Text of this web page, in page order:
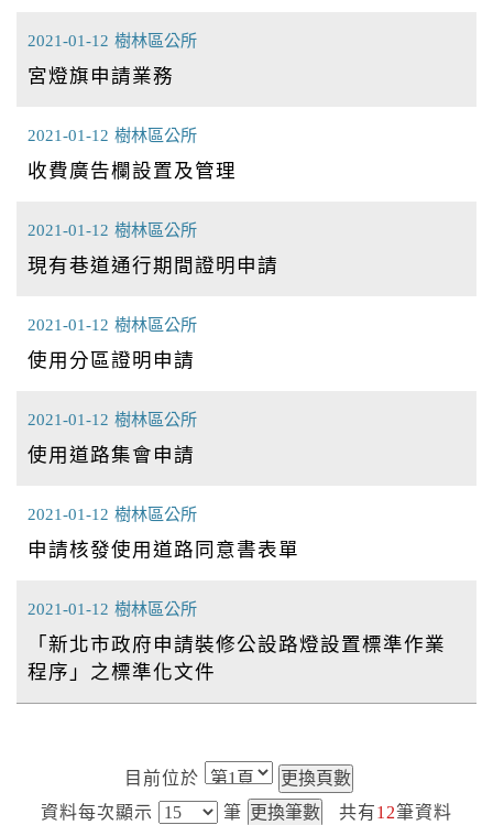
2021-01-12 樹林區公所
宮燈旗申請業務
2021-01-12 樹林區公所
收費廣告欄設置及管理
2021-01-12 樹林區公所
現有巷道通行期間證明申請
2021-01-12 樹林區公所
使用分區證明申請
2021-01-12 樹林區公所
使用道路集會申請
2021-01-12 樹林區公所
申請核發使用道路同意書表單
2021-01-12 樹林區公所
「新北市政府申請裝修公設路燈設置標準作業
程序」之標準化文件
目前位於
資料每次顯示
筆 共有12筆資料